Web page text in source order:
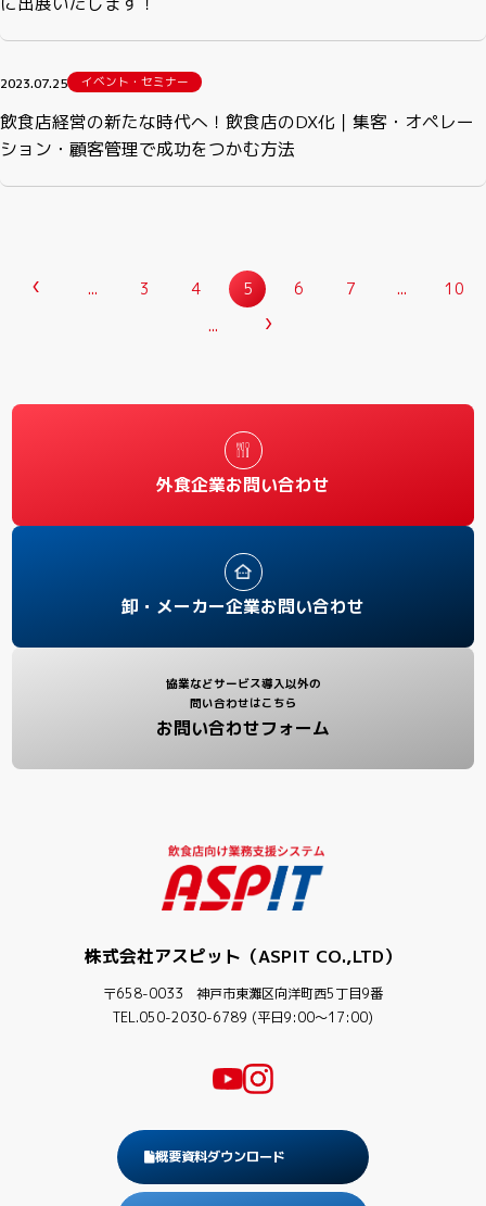
2023.07.25 イベント・セミナー
飲食店経営の新たな時代へ！飲食店のDX化｜集客・オペレー
ション・顧客管理で成功をつかむ方法
... 3 4 5 6 7 ...
10
...
外食企業お問い合わせ
卸・メーカー企業お問い合わせ
協業などサービス導入以外の
問い合わせはこちら
お問い合わせフォーム
株式会社アスピット（ASPIT CO.,LTD）
〒658-0033 神戸市東灘区向洋町西5丁目9番
TEL.050-2030-6789 (平日9:00〜17:00)
概要資料ダウンロード